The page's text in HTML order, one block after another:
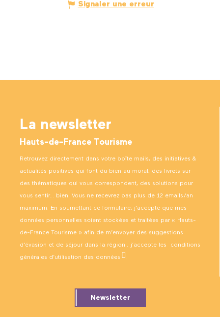
Signaler une erreur
La newsletter
Hauts-de-France Tourisme
Retrouvez directement dans votre boîte mails, des initiatives &
actualités positives qui font du bien au moral, des livrets sur
des thématiques qui vous correspondent, des solutions pour
vous sentir… bien. Vous ne recevrez pas plus de 12 emails/an
maximum. En soumettant ce formulaire, j’accepte que mes
données personnelles soient stockées et traitées par « Hauts-
de-France Tourisme » afin de m’envoyer des suggestions
d’évasion et de séjour dans la région ; j’accepte les conditions
générales d’utilisation des données .
Newsletter